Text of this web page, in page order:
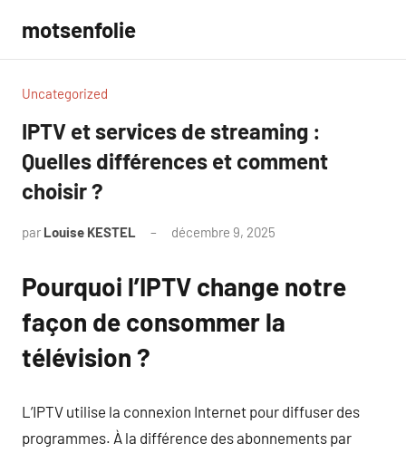
contenu
motsenfolie
Uncategorized
IPTV et services de streaming :
Quelles différences et comment
choisir ?
par Louise KESTEL décembre 9, 2025
Pourquoi l’IPTV change notre
façon de consommer la
télévision ?
L’IPTV utilise la connexion Internet pour diffuser des
programmes. À la différence des abonnements par